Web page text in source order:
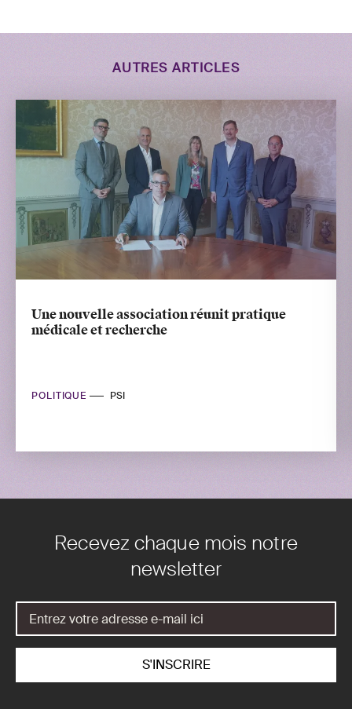
AUTRES ARTICLES
Une nouvelle association réunit pratique
médicale et recherche
POLITIQUE PSI
Recevez chaque mois notre
newsletter